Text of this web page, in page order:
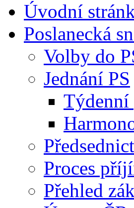
Úvodní
Poslanecká
Volby do
Jednání PS
Týdenní
Proces
Přehled